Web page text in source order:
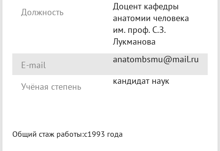
Должность
Доцент кафедры
анатомии человека
им. проф. С.З.
Лукманова
E-mail
anatombsmu@mail.ru
Учёная степень
кандидат наук
Общий стаж работы:c1993 года